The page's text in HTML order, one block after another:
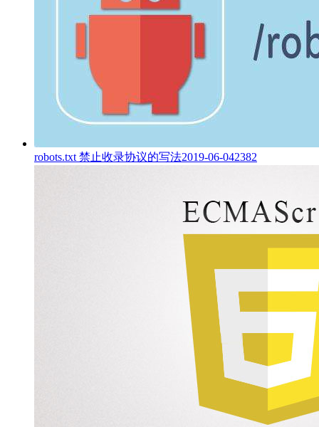
robots.txt 禁止收录协议的写法2019-06-042382